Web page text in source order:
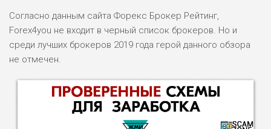
Согласно данным сайта Форекс Брокер Рейтинг,
Forex4you не входит в черный список брокеров. Но и
среди лучших брокеров 2019 года герой данного обзора
не отмечен.